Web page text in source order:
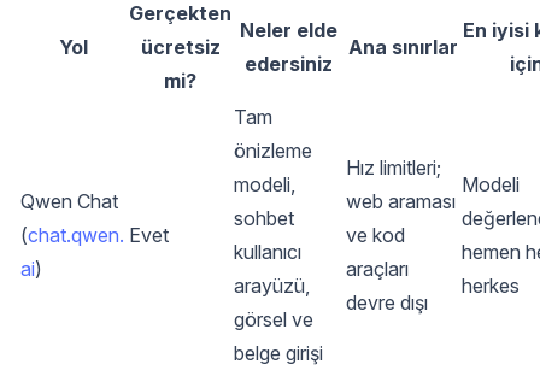
Yol
Gerçekten
ücretsiz
mi?
Neler elde
edersiniz
Ana sınırlar
En iyisi
Qwen Chat
(chat.qwen.
ai)
Evet
Tam
önizleme
modeli,
sohbet
kullanıcı
arayüzü,
görsel ve
belge girişi
Hız limitleri;
web araması
ve kod
araçları
devre dışı
Modeli
hemen
herkes